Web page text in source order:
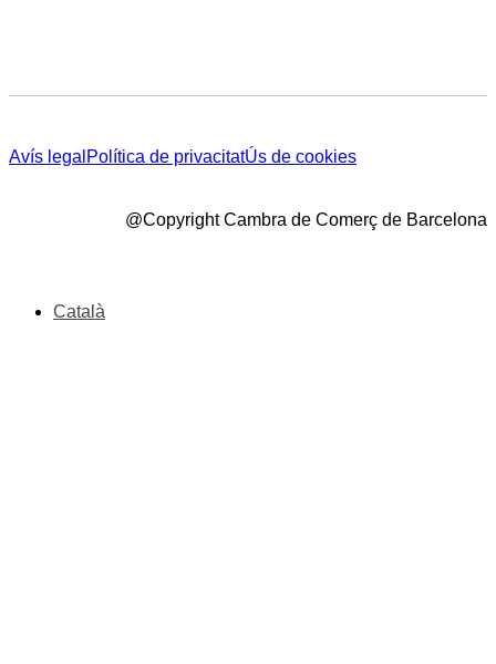
Avís legal Política de privacitatÚs de cookies
@Copyright Cambra de Comerç de Barcelona
Català